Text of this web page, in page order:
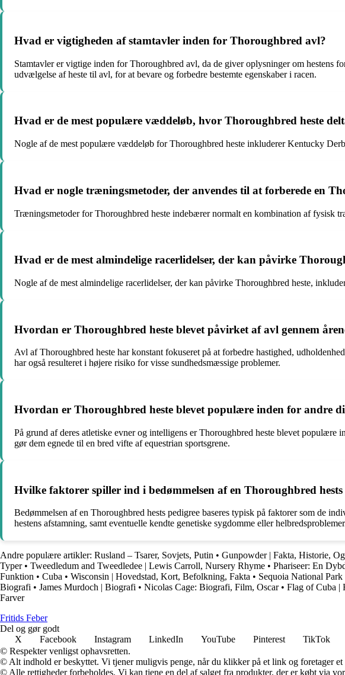
Hvad er vigtigheden af stamtavler inden for Thoroughbred avl?
Stamtavler er vigtige inden for Thoroughbred avl, da de giver oplysninger om hestens
udvælgelse af heste til avl, for at bevare og forbedre bestemte egenskaber i racen.
Hvad er de mest populære væddeløb, hvor Thoroughbred heste
Nogle af de mest populære væddeløb for Thoroughbred heste inkluderer Kentucky
Hvad er nogle træningsmetoder, der anvendes til at forberede en
Træningsmetoder for Thoroughbred heste indebærer normalt en kombination af fysisk
Hvad er de mest almindelige racerlidelser, der kan påvirke
Nogle af de mest almindelige racerlidelser, der kan påvirke Thoroughbred heste,
Hvordan er Thoroughbred heste blevet påvirket af avl gennem
Avl af Thoroughbred heste har konstant fokuseret på at forbedre hastighed,
har også resulteret i højere risiko for visse sundhedsmæssige problemer.
Hvordan er Thoroughbred heste blevet populære inden for andre
På grund af deres atletiske evner og intelligens er Thoroughbred heste blevet
gør dem egnede til en bred vifte af equestrian sportsgrene.
Hvilke faktorer spiller ind i bedømmelsen af en Thoroughbred hests
Bedømmelsen af en Thoroughbred hests pedigree baseres typisk på faktorer som de
hestens afstamning, samt eventuelle kendte genetiske sygdomme eller
Andre populære artikler: Rusland – Tsarer, Sovjets, Putin • Gunpowder | Fakta, Historie,
Typer• Tweedledum and Tweedledee | Lewis Carroll, Nursery Rhyme • Phariseer: En
Funktion • Cuba • Wisconsin | Hovedstad, Kort, Befolkning, Fakta • Sequoia National
Biografi • James Murdoch | Biografi • Nicolas Cage: Biografi, Film, Oscar• Flag of Cuba |
Farver
Fritids Feber
Del og gør godt
X
Facebook Instagram LinkedIn YouTube Pinterest TikTok
© Respekter venligst ophavsretten.
© Alt indhold er beskyttet. Vi tjener muligvis penge, når du klikker på et link og foretager et
© Alle rettigheder forbeholdes. Vi kan tjene en del af salget fra produkter, der er købt via